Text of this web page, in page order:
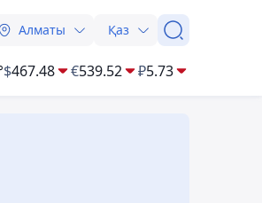
Алматы Қаз
$467.48 €539.52 ₽5.73